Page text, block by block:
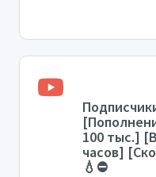
100 тыс.]
часов]
💧⛔